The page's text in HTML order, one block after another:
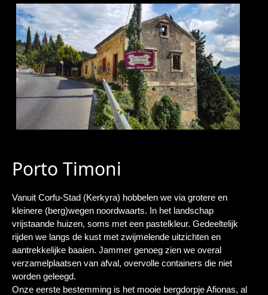
Porto Timoni
Vanuit Corfu-Stad (Kerkyra) hobbelen we via grotere en
kleinere (berg)wegen noordwaarts. In het landschap
vrijstaande huizen, soms met een pastelkleur. Gedeeltelijk
rijden we langs de kust met zwijmelende uitzichten en
aantrekkelijke baaien. Jammer genoeg zien we overal
verzamelplaatsen van afval, overvolle containers die niet
worden geleegd.
Onze eerste bestemming is het mooie bergdorpje Afionas, al